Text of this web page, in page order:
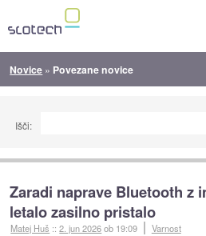
Novice » Povezane novice
Išči:
Zaradi naprave Bluetooth z
letalo zasilno pristalo
Matej Huš ::2. jun 2026ob 19:09 Varnost